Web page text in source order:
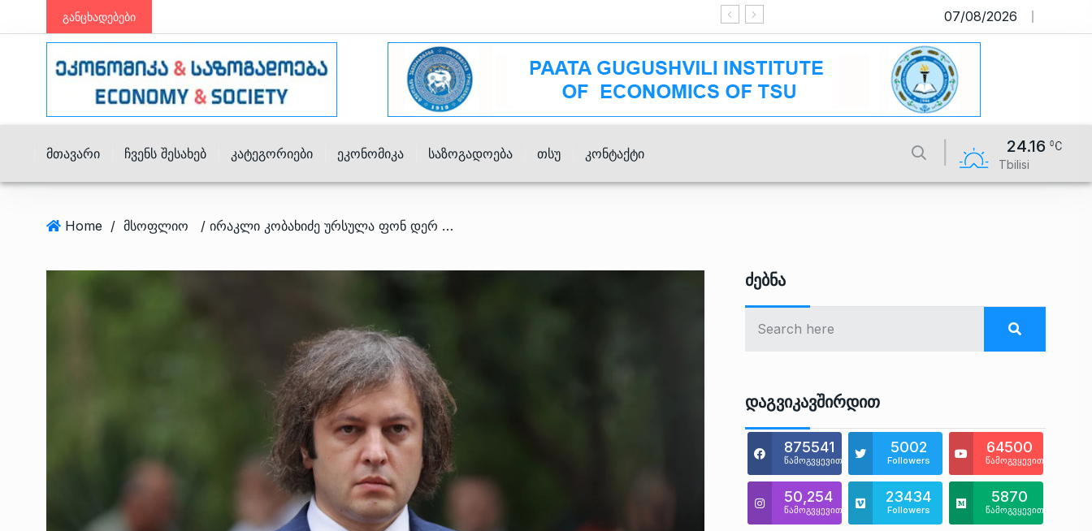
განცხადებები საიტი მუშაობს სატესტო რეჟიმში
07/08/2026
Მთავარი Ჩვენს Შესახებ Კატეგორიები Ეკონომიკა Საზოგადოება Თსუ Კონტაქტი 24.16
Tbilisi
Home / მსოფლიო / ირაკლი კობახიძე ურსულა ფონ დერ ლაიენს, ანტონიუ კოშტას და რობერტა მეცოლას ღია წერილით მიმართავს
Ძებნა
Დაგვიკავშირდით
875541
წამოგვყევით
5002
Followers
64500
წამოგვყევით
50,254
წამოგვყევით
23434
Followers
5870
წამოგვყევით